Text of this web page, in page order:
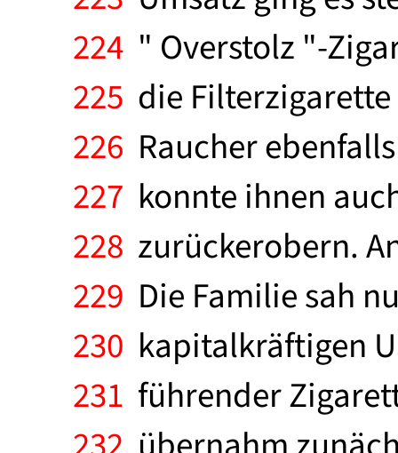
224 " Overstolz "-
225 die
226 Raucher
227 konnte ihnen
228 zurückerobern.
229 Die Familie sah
230 kapitalkräftigen
231 führender